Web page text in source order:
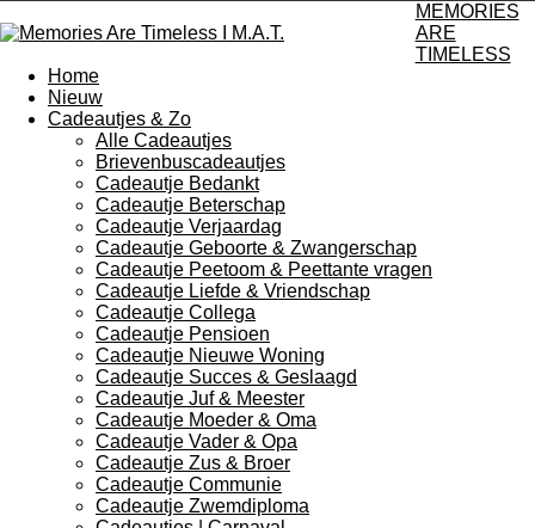
MEMORIES
ARE
TIMELESS
Home
Nieuw
Cadeautjes & Zo
Alle Cadeautjes
Brievenbuscadeautjes
Cadeautje Bedankt
Cadeautje Beterschap
Cadeautje Verjaardag
Cadeautje Geboorte & Zwangerschap
Cadeautje Peetoom & Peettante vragen
Cadeautje Liefde & Vriendschap
Cadeautje Collega
Cadeautje Pensioen
Cadeautje Nieuwe Woning
Cadeautje Succes & Geslaagd
Cadeautje Juf & Meester
Cadeautje Moeder & Oma
Cadeautje Vader & Opa
Cadeautje Zus & Broer
Cadeautje Communie
Cadeautje Zwemdiploma